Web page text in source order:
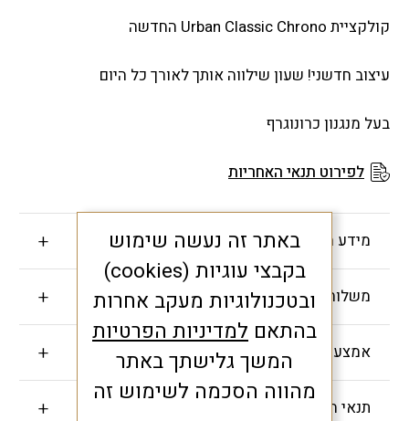
קולקציית Urban Classic Chrono החדשה
עיצוב חדשני! שעון שילווה אותך לאורך כל היום
בעל מנגנון כרונוגרף
לפירוט תנאי האחריות
מידע חשוב
משלוחים והחזרות
אמצעי תשלום
תנאי האחריות
באתר זה נעשה שימוש
בקבצי עוגיות (cookies)
ובטכנולוגיות מעקב אחרות
בהתאם למדיניות הפרטיות
המשך גלישתך באתר
מהווה הסכמה לשימוש זה